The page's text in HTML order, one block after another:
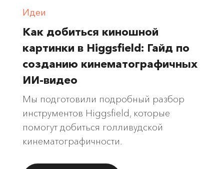
Идеи
Как добиться киношной
картинки в Higgsfield: Гайд по
созданию кинематографичных
ИИ-видео
Мы подготовили подробный разбор
инструментов Higgsfield, которые
помогут добиться голливудской
кинематографичности.